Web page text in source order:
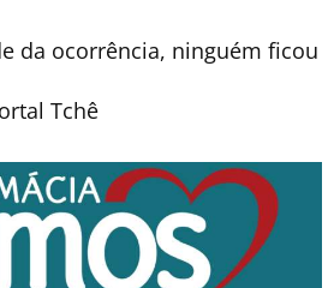
da ocorrência, ninguém ficou
Tchê